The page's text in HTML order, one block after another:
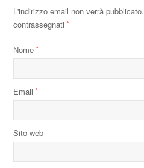
L'indirizzo email non verrà pubblicato.
contrassegnati*
Nome*
Email*
Sito web